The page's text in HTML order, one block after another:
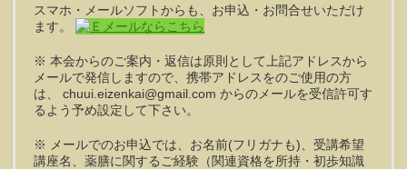
スマホ・メールソフトからも、お申込・お問合せいただけ
ます。
※ 本会からのご案内・返信は原則として上記アドレスから
メールで発信しますので、携帯アドレスをのご使用の方
は、 chuui.eizenkai@gmail.com からのメールを受信許可す
るよう予め設定して下さい。
※ メールでのお申込では、お名前(フリガナも)、受講希望
講座名、薬膳に関するご経験（関連資格を所持・初歩知識